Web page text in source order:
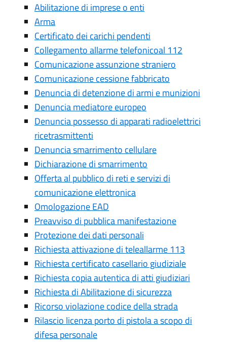
Abilitazione di imprese o enti
Arma
Certificato dei carichi pendenti
Collegamento allarme telefonicoal 112
Comunicazione assunzione straniero
Comunicazione cessione fabbricato
Denuncia di detenzione di armi e munizioni
Denuncia mediatore europeo
Denuncia possesso di apparati radioelettrici
ricetrasmittenti
Denuncia smarrimento cellulare
Dichiarazione di smarrimento
Offerta al pubblico di reti e servizi di
comunicazione elettronica
Omologazione EAD
Preavviso di pubblica manifestazione
Protezione dei dati personali
Richiesta attivazione di teleallarme 113
Richiesta certificato casellario giudiziale
Richiesta copia autentica di atti giudiziari
Richiesta di Abilitazione di sicurezza
Ricorso violazione codice della strada
Rilascio licenza porto di pistola a scopo di
difesa personale